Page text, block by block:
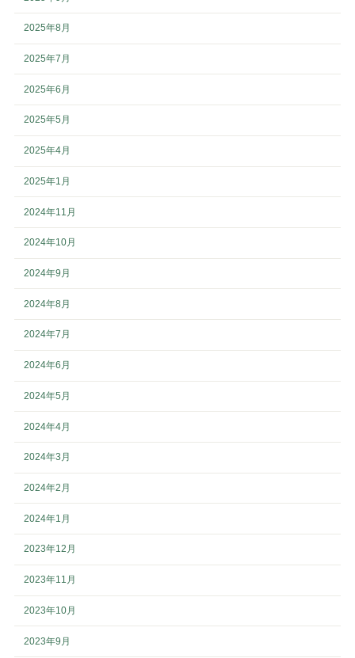
2025年8月
2025年7月
2025年6月
2025年5月
2025年4月
2025年1月
2024年11月
2024年10月
2024年9月
2024年8月
2024年7月
2024年6月
2024年5月
2024年4月
2024年3月
2024年2月
2024年1月
2023年12月
2023年11月
2023年10月
2023年9月